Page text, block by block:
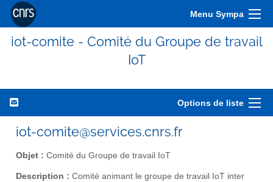
Menu Sympa
iot-comite - Comité du Groupe de travail
IoT
Options de liste
iot-comite@services.cnrs.fr
Objet : Comité du Groupe de travail IoT
Description : Comité animant le groupe de travail IoT inter